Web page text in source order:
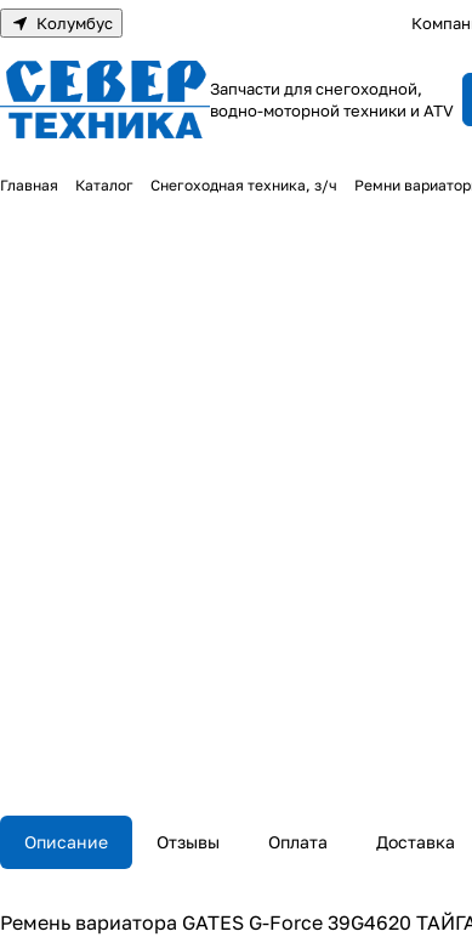
Колумбус
Запчасти для снегоходной,
водно-моторной техники и ATV
Главная Каталог Снегоходная техника, з/ч Ремни
Описание Отзывы Оплата Доставка
Ремень вариатора GATES G-Force 39G4620